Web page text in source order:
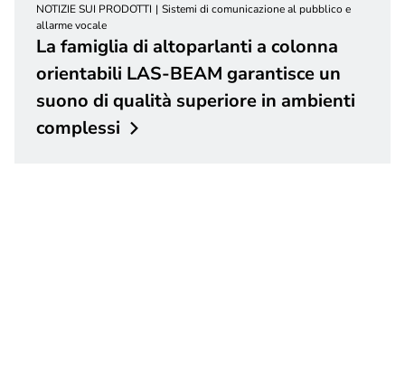
NOTIZIE SUI PRODOTTI
Sistemi di comunicazione al pubblico e
allarme vocale
La famiglia di altoparlanti a colonna
orientabili LAS-BEAM garantisce un
suono di qualità superiore in ambienti
complessi